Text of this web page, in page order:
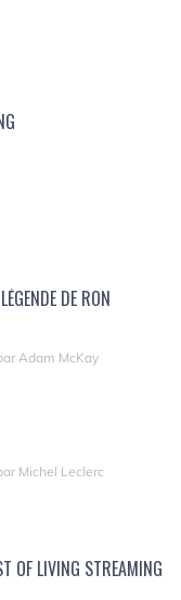
DE RON
Adam McKay
Michel Leclerc
OF LIVING STREAMING